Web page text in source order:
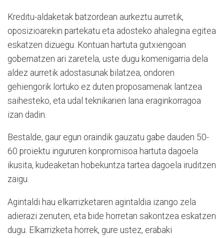
Kreditu-aldaketak batzordean aurkeztu aurretik,
oposizioarekin partekatu eta adosteko ahalegina egitea
eskatzen dizuegu. Kontuan hartuta gutxiengoan
gobernatzen ari zaretela, uste dugu komenigarria dela
aldez aurretik adostasunak bilatzea, ondoren
gehiengorik lortuko ez duten proposamenak lantzea
saihesteko, eta udal teknikarien lana eraginkorragoa
izan dadin.
Bestalde, gaur egun oraindik gauzatu gabe dauden 50-
60 proiektu ingururen konpromisoa hartuta dagoela
ikusita, kudeaketan hobekuntza tartea dagoela iruditzen
zaigu.
Agintaldi hau elkarrizketaren agintaldia izango zela
adierazi zenuten, eta bide horretan sakontzea eskatzen
dugu. Elkarrizketa horrek, gure ustez, erabaki